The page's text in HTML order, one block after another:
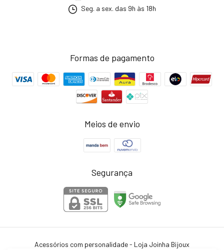
Seg. a sex. das 9h às 18h
Formas de pagamento
Meios de envio
Segurança
Acessórios com personalidade - Loja Joinha Bijoux